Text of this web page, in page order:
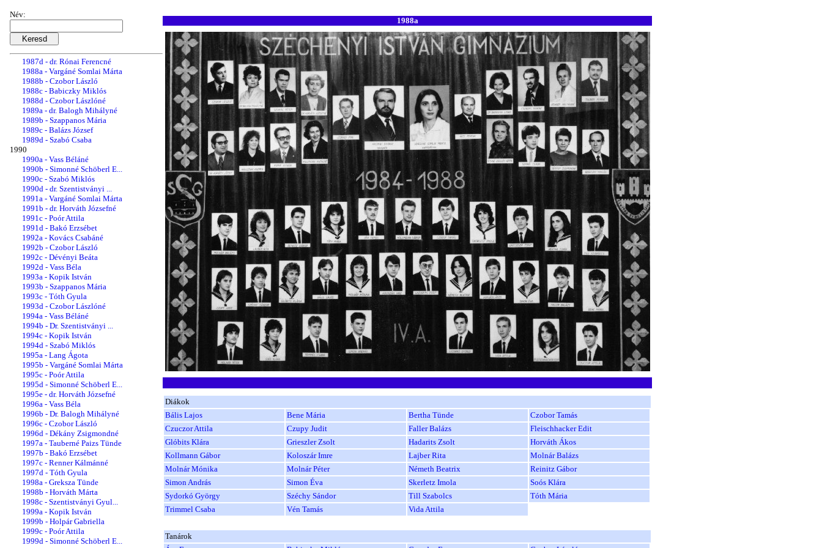
Név:1986c - Krasznai Andrea
1986d - Bakó Erzsébet
1987a - Vass Béla
1987b - Kopik István
1987c - dr. Horváth Józsefné
1987d - dr. Rónai Ferencné
1988a - Vargáné Somlai Márta
1988b - Czobor László
1988c - Babiczky Miklós
1988d - Czobor Lászlóné
1989a - dr. Balogh Mihályné
1989b - Szappanos Mária
1989c - Balázs József
1989d - Szabó Csaba
1990
1990a - Vass Béláné
1990b - Simonné Schöberl E...
1990c - Szabó Miklós
1990d - dr. Szentistványi ...
1991a - Vargáné Somlai Márta
1991b - dr. Horváth Józsefné
1991c - Poór Attila
1991d - Bakó Erzsébet
1992a - Kovács Csabáné
1992b - Czobor László
1992c - Dévényi Beáta
1992d - Vass Béla
1993a - Kopik István
1993b - Szappanos Mária
1993c - Tóth Gyula
1993d - Czobor Lászlóné
1994a - Vass Béláné
1994b - Dr. Szentistványi ...
1994c - Kopik István
1994d - Szabó Miklós
1995a - Lang Ágota
1995b - Vargáné Somlai Márta
1995c - Poór Attila
1995d - Simonné Schöberl E...
1995e - dr. Horváth Józsefné
1996a - Vass Béla
1996b - Dr. Balogh Mihályné
1996c - Czobor László
1996d - Dékány Zsigmondné
1997a - Tauberné Paizs Tünde
1997b - Bakó Erzsébet
1997c - Renner Kálmánné
1997d - Tóth Gyula
1998a - Greksza Tünde
1998b - Horváth Márta
1998c - Szentistványi Gyul...
1999a - Kopik István
1999b - Holpár Gabriella
1999c - Poór Attila
1999d - Simonné Schöberl E...
1988a
Diákok
Bális Lajos
Bene Mária Bertha Tünde
Czobor Tamás
Czuczor Attila
Czupy Judit Faller Balázs
Fleischhacker Edit
Glóbits Klára
Grieszler Zsolt Hadarits Zsolt
Horváth Ákos
Kollmann Gábor
Koloszár Imre Lajber Rita
Molnár Balázs
Molnár Mónika
Molnár Péter Németh Beatrix
Reinitz Gábor
Simon András
Simon Éva Skerletz Imola
Soós Klára
Sydorkó György
Széchy Sándor Till Szabolcs
Tóth Mária
Trimmel Csaba
Vén Tamás Vida Attila
Tanárok